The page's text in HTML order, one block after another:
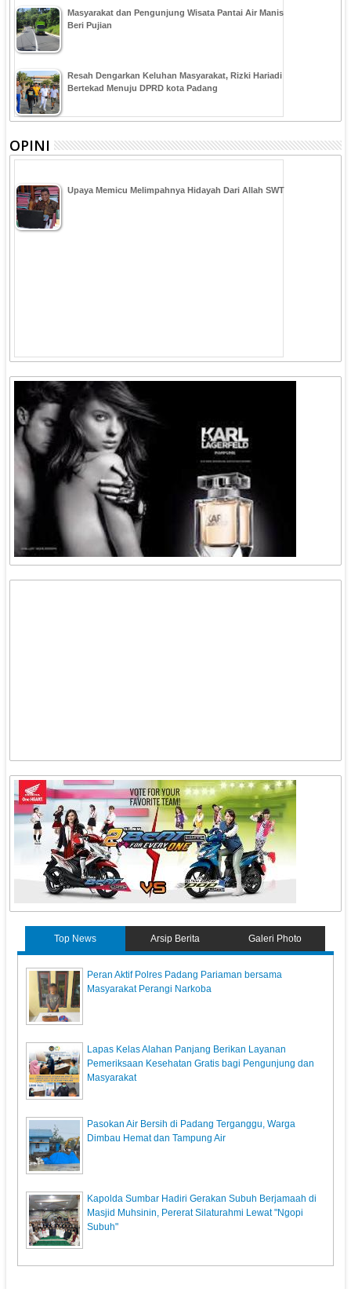
Masyarakat dan Pengunjung Wisata Pantai Air Manis
Beri Pujian
Resah Dengarkan Keluhan Masyarakat, Rizki Hariadi
Bertekad Menuju DPRD kota Padang
OPINI
Upaya Memicu Melimpahnya Hidayah Dari Allah SWT
Top News Arsip Berita Galeri Photo
Peran Aktif Polres Padang Pariaman bersama
Masyarakat Perangi Narkoba
Lapas Kelas Alahan Panjang Berikan Layanan
Pemeriksaan Kesehatan Gratis bagi Pengunjung dan
Masyarakat
Pasokan Air Bersih di Padang Terganggu, Warga
Dimbau Hemat dan Tampung Air
Kapolda Sumbar Hadiri Gerakan Subuh Berjamaah di
Masjid Muhsinin, Pererat Silaturahmi Lewat "Ngopi
Subuh"